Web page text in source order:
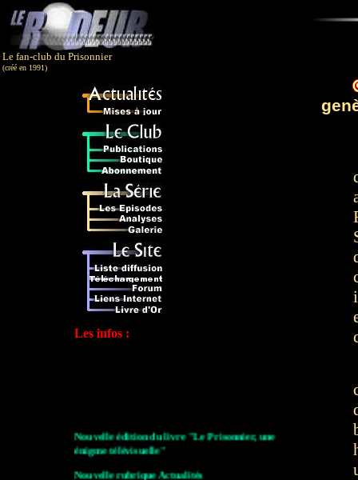
Le fan-club du Prisonnier
(créé en 1991)
Les infos :
Nouvelle édition du livre "Le Prisonnier, une
énigme télévisuelle"
Nouvelle rubrique Actualités